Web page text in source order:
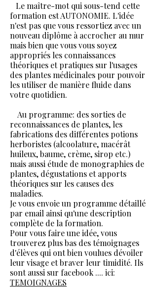
Le maître-mot qui sous-tend cette
formation est AUTONOMIE. L'idée
n'est pas que vous ressortiez avec un
nouveau diplôme à accrocher au mur
mais bien que vous vous soyez
appropriés les connaissances
théoriques et pratiques sur l'usages
des plantes médicinales pour pouvoir
les utiliser de manière fluide dans
votre quotidien.
Au programme: des sorties de
reconnaissances de plantes, les
fabrications des différentes potions
herboristes (alcoolature, macérât
huileux, baume, crème, sirop etc.)
mais aussi étude de monographies de
plantes, dégustations et apports
théoriques sur les causes des
maladies.
Je vous envoie un programme détaillé
par email ainsi qu'une description
complète de la formation.
Pour vous faire une idée, vous
trouverez plus bas des témoignages
d'élèves qui ont bien voulues dévoiler
leur visage et braver leur timidité. Ils
sont aussi sur facebook .... ici:
TEMOIGNAGES